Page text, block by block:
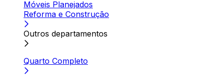
Móveis Planejados
Reforma e Construção
Outros departamentos
Quarto Completo